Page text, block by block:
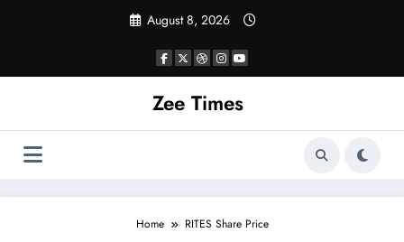
August 8, 2026
Zee Times
Home RITES Share Price